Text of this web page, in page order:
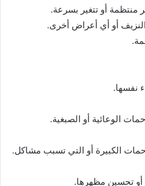
منتظمة أو تتغير بسرعة.
أو أي أعراض أخرى.
نفسها.
الوعائية أو الصبغية.
الكبيرة أو التي تسبب مشاكل.
أو تحسين مظهرها.